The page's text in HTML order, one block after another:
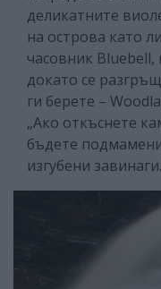
деликатните
на острова като
часовник
докато се
ги берете –
„Ако откъснете
бъдете
изгубени